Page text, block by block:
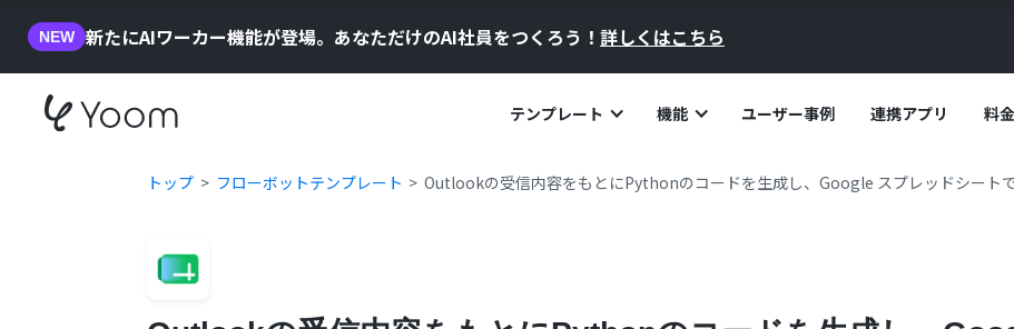
NEW 新たにAIワーカー機能が登場。あなただけのAI社員をつくろう！ 詳しくはこちら
テンプレート 機能 ユーザー事例 連携アプリ 料金
トップ フローボットテンプレート Outlookの受信内容をもとにPythonのコードを生成し、Google スプレッドシート